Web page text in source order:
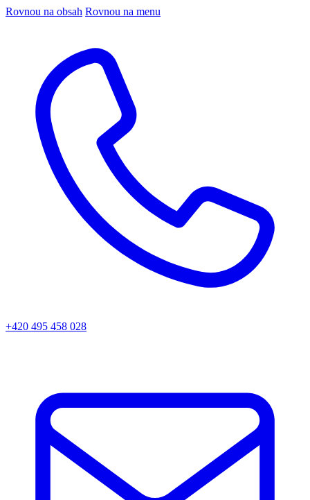
Rovnou na obsah Rovnou na menu
+420 495 458 028